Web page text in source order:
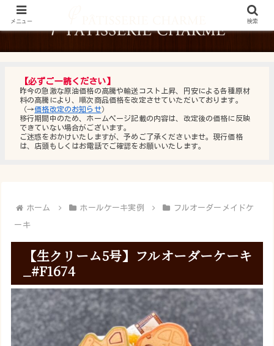
【必ずご一読ください】
昨今の急激な原油価格の高騰や輸送コスト上昇、円安による各種原材
料の高騰により、順次商品価格を改定させていただいております。
（→価格改定のお知らせ）
移行期間中のため、ホームページ記載の内容は、改定後の価格に反映
できていない場合がございます。
ご迷惑をおかけいたしますが、予めご了承くださいませ。現行価格
は、店頭もしくはお電話でご確認をお願いいたします。
ホーム ホールケーキ実例 フルオーダーメイドケ
ーキ
【生クリーム5号】フルオーダーケーキ
_#F1674
メニュー 検索